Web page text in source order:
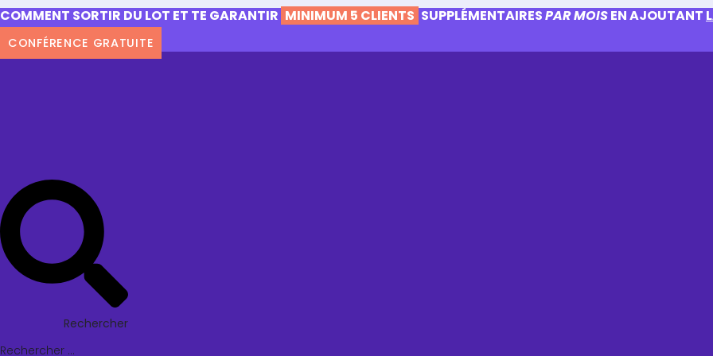
COMMENT SORTIR DU LOT ET TE GARANTIR MINIMUM 5 CLIENTS SUPPLÉMENTAIRESPAR MOISEN AJOUTANT
CONFÉRENCE GRATUITE
Rechercher